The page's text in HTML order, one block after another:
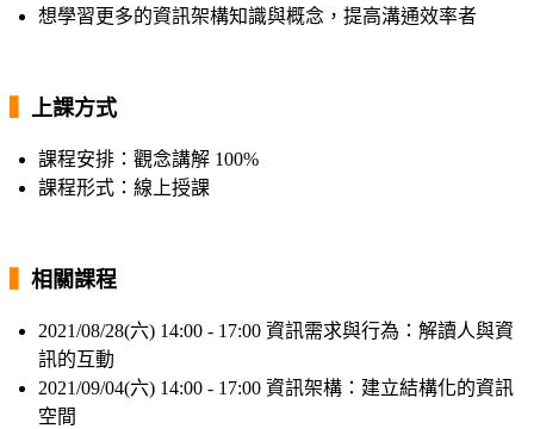
想學習更多的資訊架構知識與概念，提高溝通效率者
上課方式
課程安排：觀念講解 100%
課程形式：線上授課
相關課程
2021/08/28(六) 14:00 - 17:00 資訊需求與行為：解讀人與資
訊的互動
2021/09/04(六) 14:00 - 17:00 資訊架構：建立結構化的資訊
空間